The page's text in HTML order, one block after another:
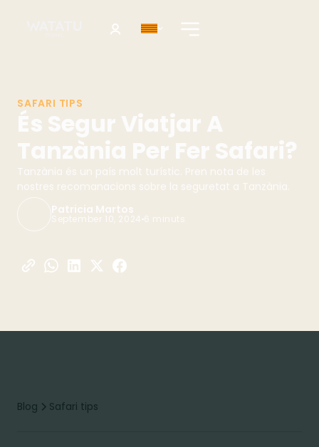
SAFARI TIPS
És Segur Viatjar A
Tanzània Per Fer Safari?
Tanzània és un país molt turístic. Pren nota de les
nostres recomanacions sobre la seguretat a Tanzània.
Patricia Martos
September 10, 2024 6 minuts
Blog Safari tips